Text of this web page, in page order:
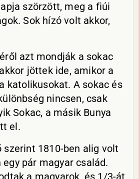
szörzött, meg a fiúi
Sok hízó volt akkor,
azt mondják a sokac
jöttek ide, amikor a
katolikusokat. A sokac és
nincsen, csak
Sokac, a másik Bunya
el.
szerint 1810-ben alig volt
pár magyar család.